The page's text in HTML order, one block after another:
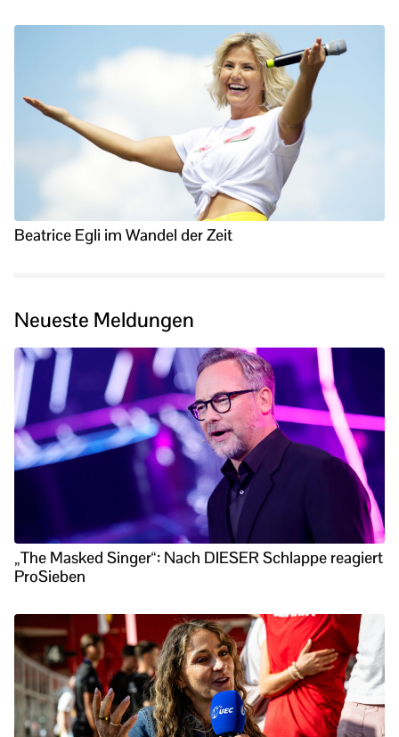
Beatrice Egli im Wandel der Zeit
Neueste Meldungen
„The Masked Singer“: Nach DIESER Schlappe reagiert
ProSieben